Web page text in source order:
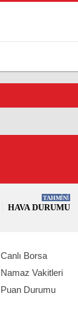
HAVA DURUMU
TAHMİNİ
Canlı Borsa
Namaz Vakitleri
Puan Durumu